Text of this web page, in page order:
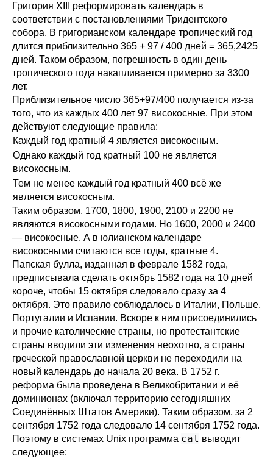
Григория XIII реформировать календарь в
соответствии с постановлениями Тридентского
собора. В григорианском календаре тропический год
длится приблизительно 365 + 97 / 400 дней = 365,2425
дней. Таком образом, погрешность в один день
тропического года накапливается примерно за 3300
лет.
Приблизительное число 365+97/400 получается из-за
того, что из каждых 400 лет 97 високосные. При этом
действуют следующие правила:
Каждый год кратный 4 является високосным.
Однако каждый год кратный 100 не является
високосным.
Тем не менее каждый год кратный 400 всё же
является високосным.
Таким образом, 1700, 1800, 1900, 2100 и 2200 не
являются високосными годами. Но 1600, 2000 и 2400
— високосные. А в юлианском календаре
високосными считаются все годы, кратные 4.
Папская булла, изданная в феврале 1582 года,
предписывала сделать октябрь 1582 года на 10 дней
короче, чтобы 15 октября следовало сразу за 4
октября. Это правило соблюдалось в Италии, Польше,
Португалии и Испании. Вскоре к ним присоединились
и прочие католические страны, но протестантские
страны вводили эти изменения неохотно, а страны
греческой православной церкви не переходили на
новый календарь до начала 20 века. В 1752 г.
реформа была проведена в Великобритании и её
доминионах (включая территорию сегодняшних
Соединённых Штатов Америки). Таким образом, за 2
сентября 1752 года следовало 14 сентября 1752 года.
Поэтому в системах Unix программа cal выводит
следующее: